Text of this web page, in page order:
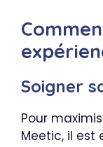
Soigner
Pour
Meetic, il est